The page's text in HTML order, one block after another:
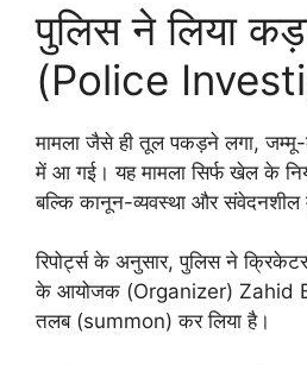
पुलिस ने लिया
(Police
मामला जैसे ही तूल पकड़ने लगा,
में आ गई। यह मामला सिर्फ खेल के
बल्कि कानून-व्यवस्था और संवेदनशील
रिपोर्ट्स के अनुसार, पुलिस ने
के आयोजक (Organizer) Zahid
तलब (summon) कर लिया है।